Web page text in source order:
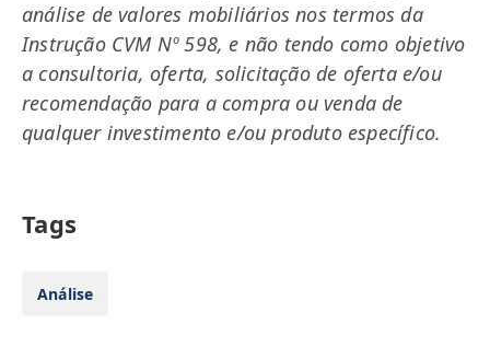
análise de valores mobiliários nos termos da
Instrução CVM Nº 598, e não tendo como objetivo
a consultoria, oferta, solicitação de oferta e/ou
recomendação para a compra ou venda de
qualquer investimento e/ou produto específico.
Tags
Análise